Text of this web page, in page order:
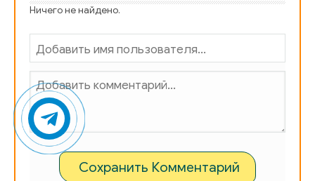
Ничего не найдено.
Сохранить Комментарий